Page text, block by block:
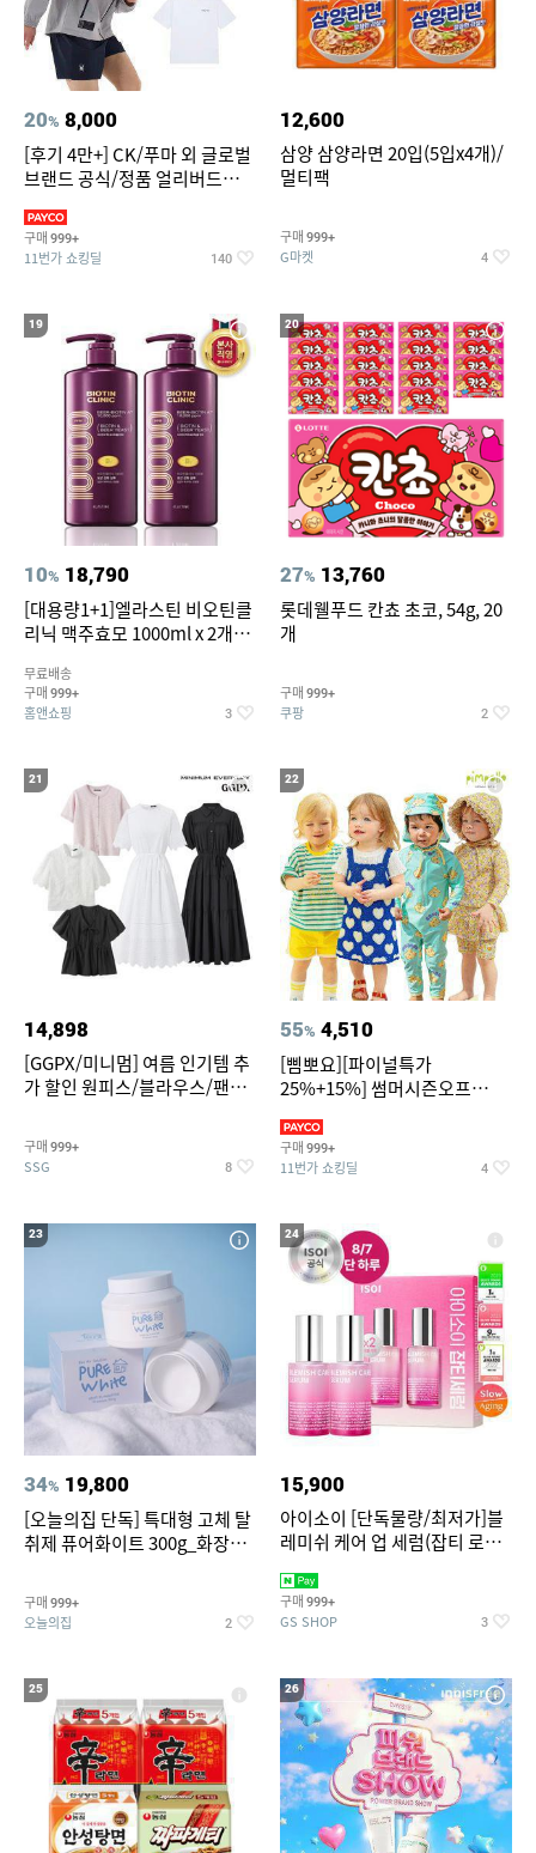
20% 8,000
[후기 4만+] CK/푸마 외 글로벌
브랜드 공식/정품 얼리버드
구매 999+
11번가 쇼킹딜 140
12,600
삼양 삼양라면 20입(5입x4개)/
멀티팩
구매 999+
G마켓 4
19
10% 18,790
[대용량1+1]엘라스틴 비오틴클
리닉 맥주효모 1000ml x 2개
무료배송
구매 999+
홈앤쇼핑 3
20
27% 13,760
롯데웰푸드 칸쵸 초코, 54g, 20
개
구매 999+
쿠팡 2
21
14,898
[GGPX/미니멈] 여름 인기템 추
가 할인 원피스/블라우스/팬츠
구매 999+
SSG 8
22
55% 4,510
[삠뽀요][파이널특가
25%+15%] 썸머시즌오프
영복/티셔츠/
구매 999+
11번가 쇼킹딜 4
23
34% 19,800
[오늘의집 단독] 특대형 고체 탈
취제 퓨어화이트 300g_화장실
구매 999+
오늘의집 2
24
15,900
아이소이 [단독물량/최저가]블
레미쉬 케어 업 세럼(잡티 로즈
2027-04-24)
구매 999+
GS SHOP 3
25 26